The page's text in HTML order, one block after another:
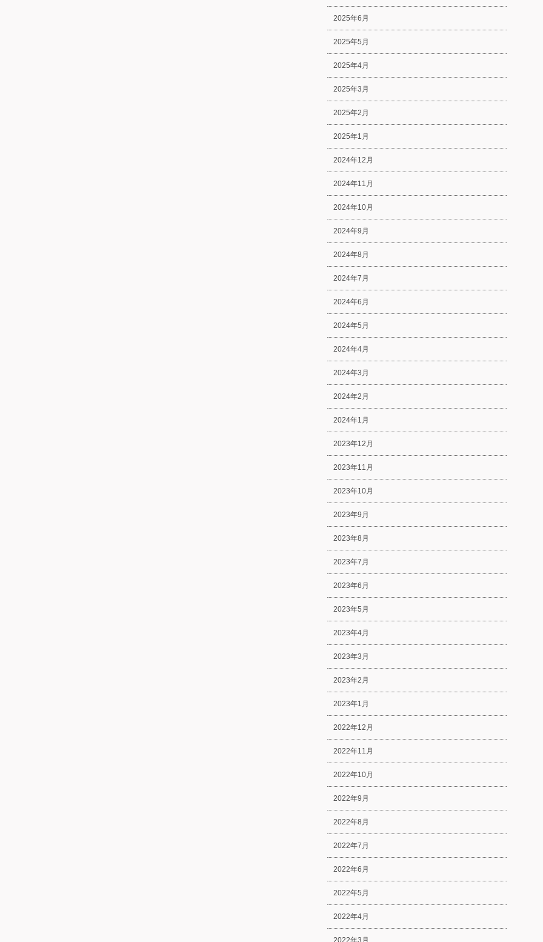
2025年6月
2025年5月
2025年4月
2025年3月
2025年2月
2025年1月
2024年12月
2024年11月
2024年10月
2024年9月
2024年8月
2024年7月
2024年6月
2024年5月
2024年4月
2024年3月
2024年2月
2024年1月
2023年12月
2023年11月
2023年10月
2023年9月
2023年8月
2023年7月
2023年6月
2023年5月
2023年4月
2023年3月
2023年2月
2023年1月
2022年12月
2022年11月
2022年10月
2022年9月
2022年8月
2022年7月
2022年6月
2022年5月
2022年4月
2022年3月